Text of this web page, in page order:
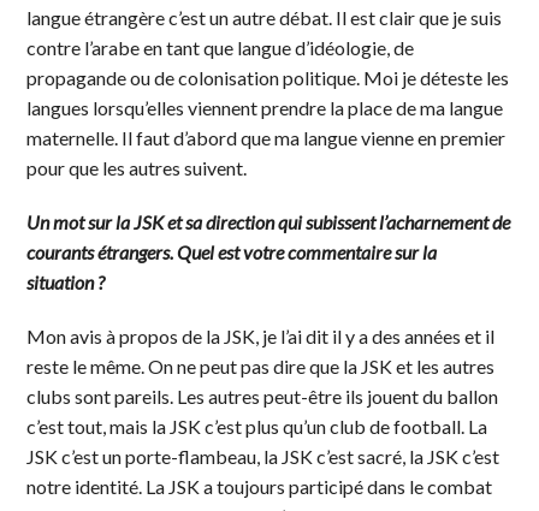
langue étrangère c’est un autre débat. Il est clair que je suis
contre l’arabe en tant que langue d’idéologie, de
propagande ou de colonisation politique. Moi je déteste les
langues lorsqu’elles viennent prendre la place de ma langue
maternelle. Il faut d’abord que ma langue vienne en premier
pour que les autres suivent.
Un mot sur la JSK et sa direction qui subissent l’acharnement de
courants étrangers. Quel est votre commentaire sur la
situation ?
Mon avis à propos de la JSK, je l’ai dit il y a des années et il
reste le même. On ne peut pas dire que la JSK et les autres
clubs sont pareils. Les autres peut-être ils jouent du ballon
c’est tout, mais la JSK c’est plus qu’un club de football. La
JSK c’est un porte-flambeau, la JSK c’est sacré, la JSK c’est
notre identité. La JSK a toujours participé dans le combat